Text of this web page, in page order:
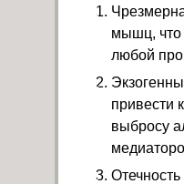
мышц, что
любой
привести
выбросу